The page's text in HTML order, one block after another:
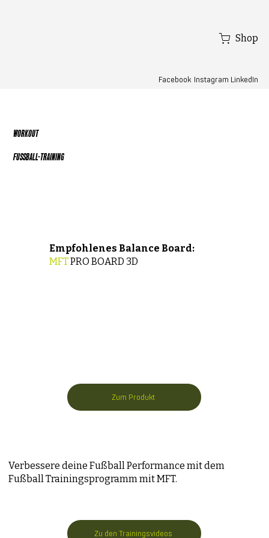
Facebook Instagram LinkedIn
Shop
FUSSBALL-TRAINING
WORKOUT
Empfohlenes Balance Board:
MFTPRO BOARD 3D
Zum Produkt
Verbessere deine Fußball Performance mit dem
Fußball Trainingsprogramm mit MFT.
Zu den Trainingsvideos